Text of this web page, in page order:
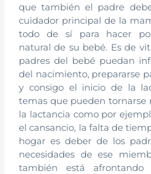
que también el padre
cuidador principal de la
todo de sí para hacer
natural de su bebé. Es de
padres del bebé puedan
del nacimiento, prepararse
y consigo el inicio de la
temas que pueden tornarse
la lactancia como por
el cansancio, la falta de
hogar es deber de los
necesidades de ese
también está afrontando